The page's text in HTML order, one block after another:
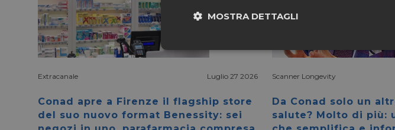
Extracanale Luglio 27 2026
Conad apre a Firenze il flagship store
del suo nuovo format Benessity: sei
Scanner Longevity
Da Conad solo un
salute? Molto di più:
MOSTRA DETTAGLI
Necessari